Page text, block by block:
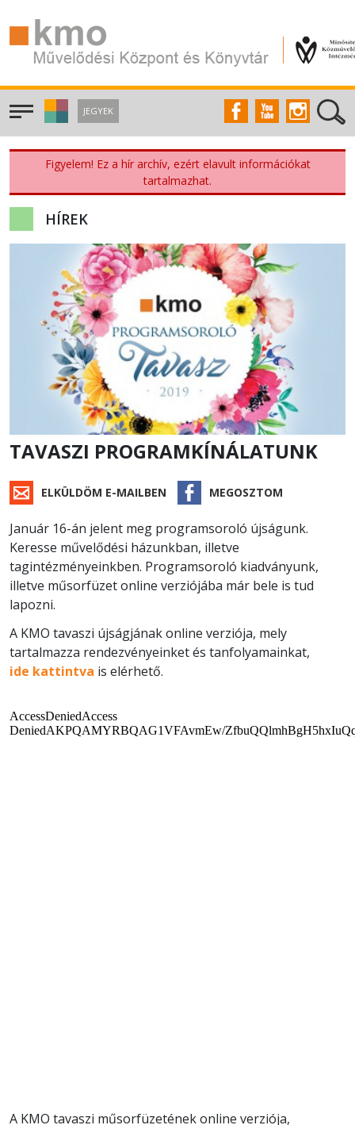
JEGYEK
Figyelem! Ez a hír archív, ezért elavult információkat
tartalmazhat.
HÍREK
TAVASZI PROGRAMKÍNÁLATUNK
ELKÜLDÖM E-MAILBEN MEGOSZTOM
Január 16-án jelent meg programsoroló újságunk.
Keresse művelődési házunkban, illetve
tagintézményeinkben. Programsoroló kiadványunk,
illetve műsorfüzet online verziójába már bele is tud
lapozni.
A KMO tavaszi újságjának online verziója, mely
tartalmazza rendezvényeinket és tanfolyamainkat,
ide kattintva is elérhető.
A KMO tavaszi műsorfüzetének online verziója,